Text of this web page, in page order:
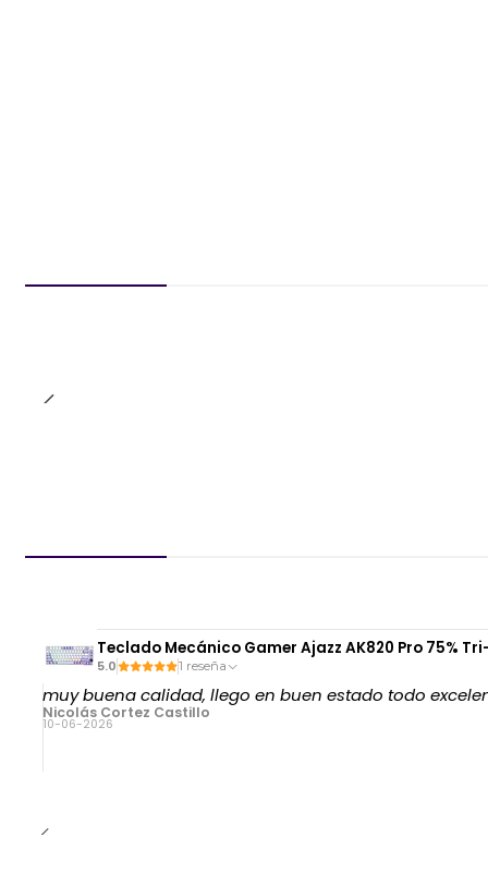
Teclado Mecánico Gamer Ajazz AK820 Pro 75%
5.0 1 reseña
muy buena calidad, llego en buen estado todo
Nicolás Cortez Castillo
10-06-2026